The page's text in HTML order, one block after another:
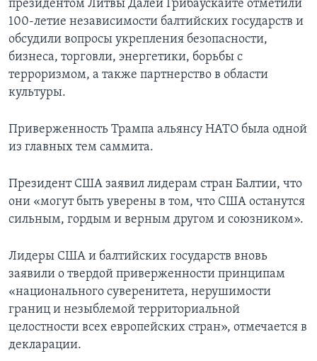
президентом Литвы Далей Грибаускайте отметили
100-летие независимости балтийских государств и
обсудили вопросы укрепления безопасности,
бизнеса, торговли, энергетики, борьбы с
терроризмом, а также партнерство в области
культуры.
Приверженность Трампа альянсу НАТО была одной
из главных тем саммита.
Президент США заявил лидерам стран Балтии, что
они «могут быть уверены в том, что США останутся
сильным, гордым и верным другом и союзником».
Лидеры США и балтийских государств вновь
заявили о твердой приверженности принципам
«национального суверенитета, нерушимости
границ и незыблемой территориальной
целостности всех европейских стран», отмечается в
декларации.